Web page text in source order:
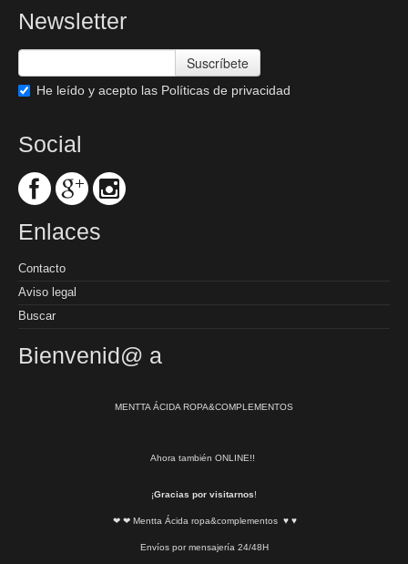
Newsletter
Suscríbete
He leído y acepto las Políticas de privacidad
Social
Enlaces
Contacto
Aviso legal
Buscar
Bienvenid@ a
MENTTA ÁCIDA ROPA&COMPLEMENTOS
Ahora también ONLINE!!
¡Gracias por visitarnos!
❤ ❤ Mentta Ácida ropa&complementos ♥ ♥
Envíos por mensajería 24/48H